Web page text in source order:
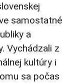
samostatné
a
Vychádzali z
kultúry i
sa počas